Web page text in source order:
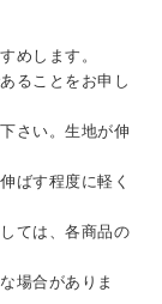
めします。
ることをお申し
さい。生地が伸
ばす程度に軽く
ては、各商品の
場合がありま